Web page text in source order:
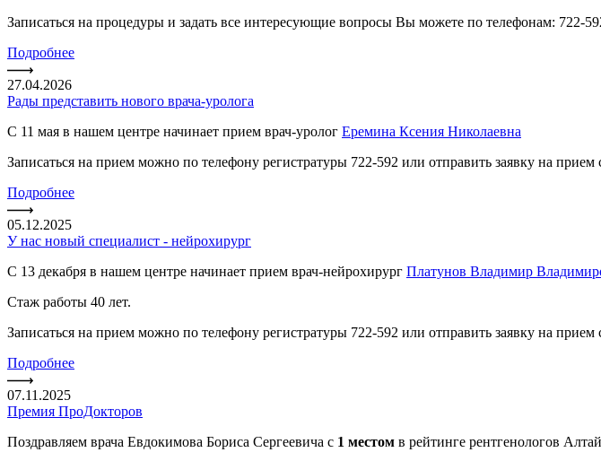
Записаться на процедуры и задать все интересующие вопросы Вы можете по телефонам: 722-
Подробнее
27.04.2026
Рады представить нового врача-уролога
С 11 мая в нашем центре начинает прием врач-уролог Еремина Ксения Николаевна
Записаться на прием можно по телефону регистратуры 722-592 или отправить заявку на прием
Подробнее
05.12.2025
У нас новый специалист - нейрохирург
С 13 декабря в нашем центре начинает прием врач-нейрохирург Платунов Владимир
Стаж работы 40 лет.
Записаться на прием можно по телефону регистратуры 722-592 или отправить заявку на прием
Подробнее
07.11.2025
Премия ПроДокторов
Поздравляем врача Евдокимова Бориса Сергеевича с 1 местом в рейтинге рентгенологов